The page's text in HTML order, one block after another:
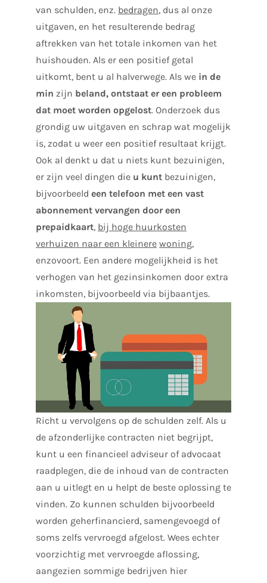
van schulden, enz. bedragen, dus al onze
uitgaven, en het resulterende bedrag
aftrekken van het totale inkomen van het
huishouden. Als er een positief getal
uitkomt, bent u al halverwege. Als we in de
min zijn beland, ontstaat er een probleem
dat moet worden opgelost. Onderzoek dus
grondig uw uitgaven en schrap wat mogelijk
is, zodat u weer een positief resultaat krijgt.
Ook al denkt u dat u niets kunt bezuinigen,
er zijn veel dingen die u kunt bezuinigen,
bijvoorbeeld een telefoon met een vast
abonnement vervangen door een
prepaidkaart, bij hoge huurkosten
verhuizen naar een kleinere woning,
enzovoort. Een andere mogelijkheid is het
verhogen van het gezinsinkomen door extra
inkomsten, bijvoorbeeld via bijbaantjes.
Richt u vervolgens op de schulden zelf. Als u
de afzonderlijke contracten niet begrijpt,
kunt u een financieel adviseur of advocaat
raadplegen, die de inhoud van de contracten
aan u uitlegt en u helpt de beste oplossing te
vinden. Zo kunnen schulden bijvoorbeeld
worden geherfinancierd, samengevoegd of
soms zelfs vervroegd afgelost. Wees echter
voorzichtig met vervroegde aflossing,
aangezien sommige bedrijven hier